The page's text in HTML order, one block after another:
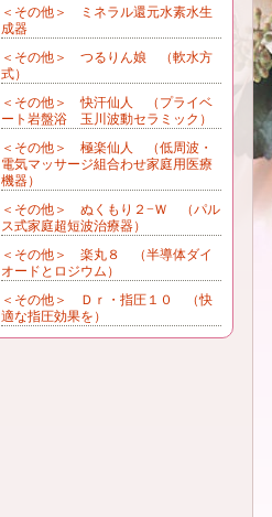
＜その他＞ ミネラル還元水素水生
成器
＜その他＞ つるりん娘 （軟水方
式）
＜その他＞ 快汗仙人 （プライベ
ート岩盤浴 玉川波動セラミック）
＜その他＞ 極楽仙人 （低周波・
電気マッサージ組合わせ家庭用医療
機器）
＜その他＞ ぬくもり２−Ｗ （パル
ス式家庭超短波治療器）
＜その他＞ 楽丸８ （半導体ダイ
オードとロジウム）
＜その他＞ Ｄｒ・指圧１０ （快
適な指圧効果を）